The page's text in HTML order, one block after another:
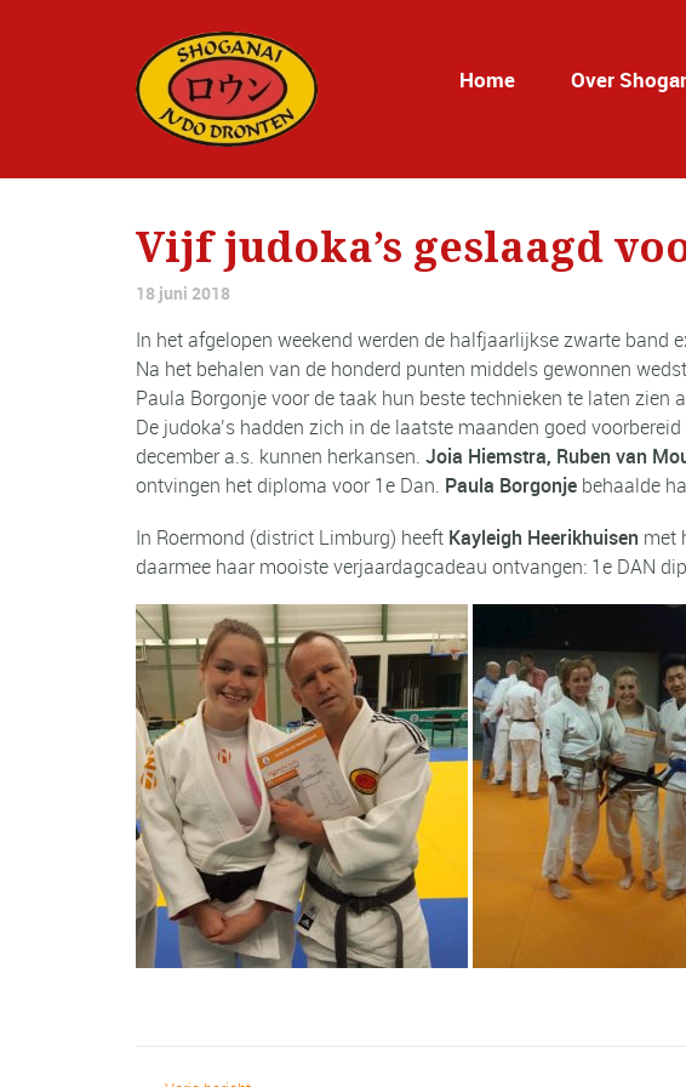
Home Over
Vijf judoka’s geslaagd
18 juni 2018
In het afgelopen weekend werden de halfjaarlijkse zwarte band
Na het behalen van de honderd punten middels gewonnen
Paula Borgonje voor de taak hun beste technieken te laten
De judoka’s hadden zich in de laatste maanden goed
december a.s. kunnen herkansen. Joia Hiemstra, Ruben van
ontvingen het diploma voor 1e Dan. Paula Borgonje behaalde
In Roermond (district Limburg) heeft Kayleigh Heerikhuisen met
daarmee haar mooiste verjaardagcadeau ontvangen: 1e DAN